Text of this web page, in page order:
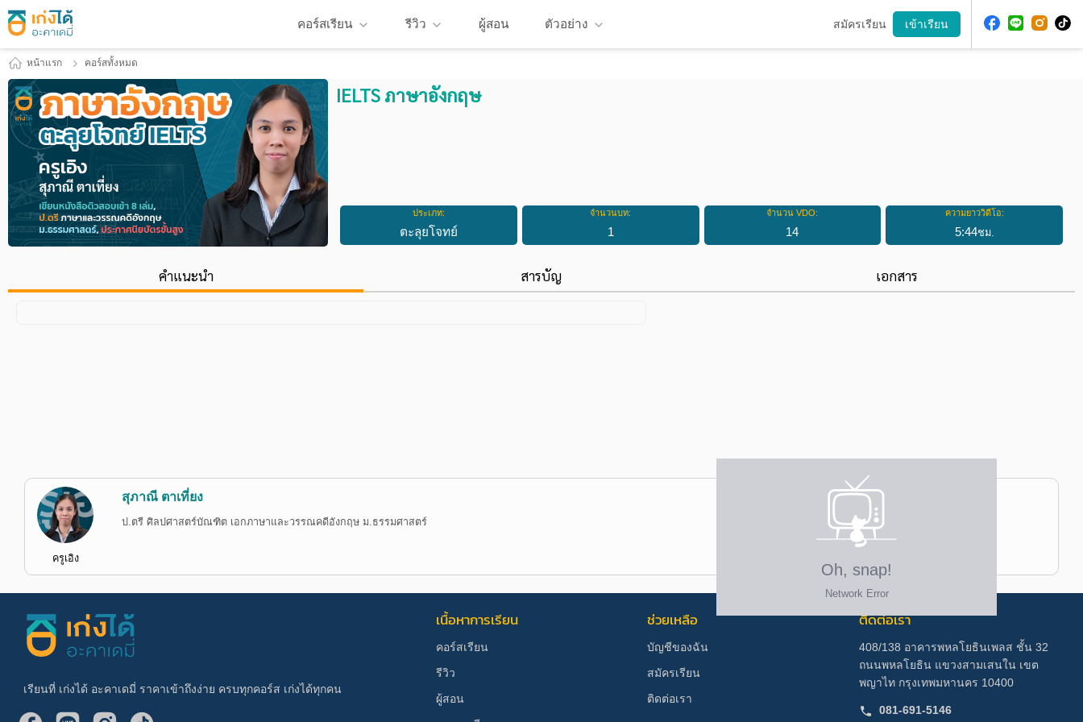
คอร์สเรียน รีวิว ผู้สอน ตัวอย่าง สมัครเรียน เข้าเรียน
หน้าแรก คอร์สทั้งหมด
IELTS ภาษาอังกฤษ
ประเภท:
ตะลุยโจทย์
จำนวนบท:
1
จำนวน VDO:
14
ความยาววิดีโอ:
5:44ชม.
คำแนะนำ สารบัญ เอกสาร
ครูเอิง
สุภาณี ตาเที่ยง
ป.ตรี ศิลปศาสตร์บัณฑิต เอกภาษาและวรรณคดีอังกฤษ ม.ธรรมศาสตร์
เรียนที่ เก่งได้ อะคาเดมี่ ราคาเข้าถึงง่าย ครบทุกคอร์ส เก่งได้ทุกคน
เนื้อหาการเรียน
คอร์สเรียน
รีวิว
ผู้สอน
ช่วยเหลือ
บัญชีของฉัน
สมัครเรียน
ติดต่อเรา
ติดต่อเรา
408/138 อาคารพหลโยธินเพลส ชั้น 32
ถนนพหลโยธิน แขวงสามเสนใน เขต
พญาไท กรุงเทพมหานคร 10400
081-691-5146